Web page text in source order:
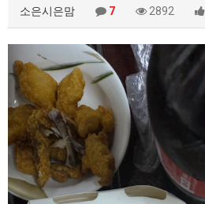
소은시은맘 7 2892